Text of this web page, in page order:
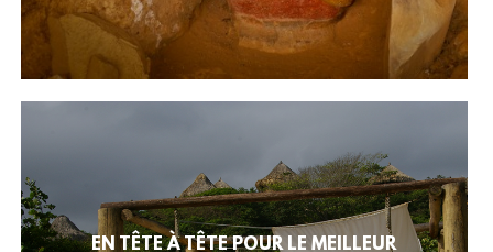
EN TÊTE À TÊTE POUR LE MEILLEUR